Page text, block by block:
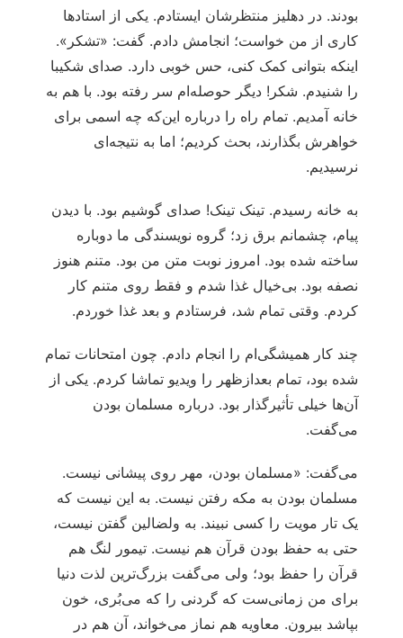
بودند. در دهلیز منتظرشان ایستادم. یکی از استادها
کاری از من خواست؛ انجامش دادم. گفت: «تشکر».
اینکه بتوانی کمک کنی، حس خوبی دارد. صدای شکیبا
را شنیدم. شکر! دیگر حوصله‌ام سر رفته بود. با هم به
خانه آمدیم. تمام راه را درباره این‌که چه اسمی برای
خواهرش بگذارند، بحث کردیم؛ اما به نتیجه‌ای
نرسیدیم.
به خانه رسیدم. تینک تینک! صدای گوشیم بود. با دیدن
پیام، چشمانم برق زد؛ گروه نویسندگی‌ ما دوباره
ساخته شده بود. امروز نوبت متن من بود. متنم هنوز
نصفه بود. بی‌خیال غذا شدم و فقط روی متنم کار
کردم. وقتی تمام شد، فرستادم و بعد غذا خوردم.
چند کار همیشگی‌ام را انجام دادم. چون امتحانات تمام
شده بود، تمام بعدازظهر را ویدیو تماشا کردم. یکی از
آن‌ها خیلی تأثیرگذار بود. درباره مسلمان بودن
می‌گفت.
می‌گفت: «مسلمان بودن، مهر روی پیشانی نیست.
مسلمان بودن به مکه رفتن نیست. به این نیست که
یک تار مویت را کسی نبیند. به ولضالین گفتن نیست،
حتی به حفظ بودن قرآن هم نیست. تیمور لنگ هم
قرآن را حفظ بود؛ ولی می‌گفت بزرگ‌ترین لذت دنیا
برای من زمانی‌ست که گردنی را که می‌بُری، خون
بپاشد بیرون. معاویه هم نماز می‌خواند، آن هم در